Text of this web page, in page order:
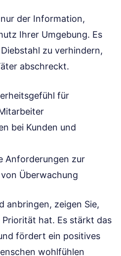
der Information,
Ihrer Umgebung. Es
zu verhindern,
abschreckt.
für
bei Kunden und
Anforderungen zur
Überwachung
anbringen, zeigen Sie,
Priorität hat. Es stärkt das
fördert ein positives
wohlfühlen